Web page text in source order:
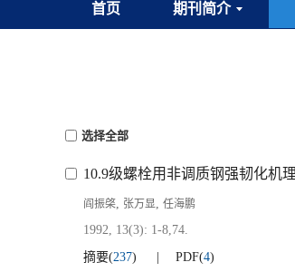
首页 期刊简介
选择全部
10.9级螺栓用非调质钢强韧化机
阎振棨, 张万显, 任海鹏
1992, 13(3): 1-8,74.
摘要(237) PDF(4)